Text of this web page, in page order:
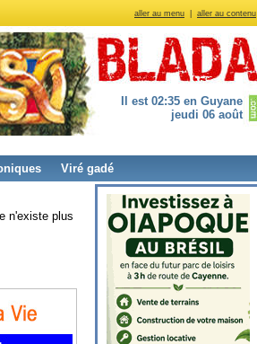
aller au menu aller au contenu
Il est 02:35 en Guyane
jeudi 06 août
Viré gadé
n'existe plus